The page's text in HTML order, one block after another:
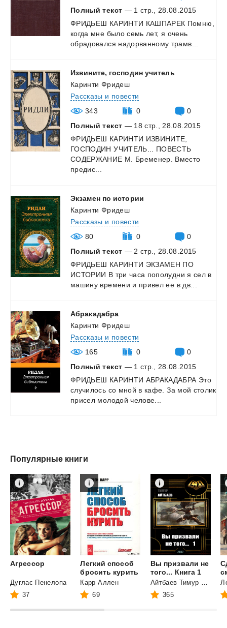
Полный текст — 1 стр., 28.08.2015
ФРИДЬЕШ КАРИНТИ КАШПАРЕК Помню,
когда мне было семь лет, я очень
обрадовался надорванному трамв...
Извините, господин учитель
Каринти Фридеш
Рассказы и повести
343
0
0
Полный текст — 18 стр., 28.08.2015
ФРИДЬЕШ КАРИНТИ ИЗВИНИТЕ,
ГОСПОДИН УЧИТЕЛЬ... ПОВЕСТЬ
СОДЕРЖАНИЕ М. Бременер. Вместо
предис...
Экзамен по истории
Каринти Фридеш
Рассказы и повести
80
0
0
Полный текст — 2 стр., 28.08.2015
ФРИДЬЕШ КАРИНТИ ЭКЗАМЕН ПО
ИСТОРИИ В три часа пополудни я сел в
машину времени и привел ее в дв...
Абракадабра
Каринти Фридеш
Рассказы и повести
165
0
0
Полный текст — 1 стр., 28.08.2015
ФРИДЬЕШ КАРИНТИ АБРАКАДАБРА Это
случилось со мной в кафе. За мой столик
присел молодой челове...
Популярные книги
Агрессор
Дуглас Пенелопа
37
Легкий способ
бросить курить
Карр Аллен
69
Вы призвали не
того... Книга 1
365